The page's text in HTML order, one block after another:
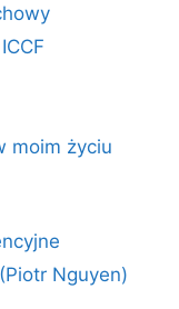
moim życiu
Nguyen)